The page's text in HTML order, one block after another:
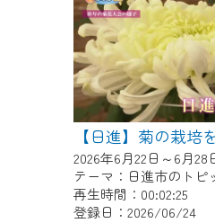
2026年6月22日～6月28
テーマ：日進市のトピ
再生時間：00:02:25
登録日：2026/06/24